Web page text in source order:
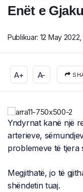
Enët e
Publikuar: 12 May 2022,
A+ A-
Yndyrnat kanë një
arterieve,
problemeve të tjera
Megjithatë, jo të
shëndetin tuaj.